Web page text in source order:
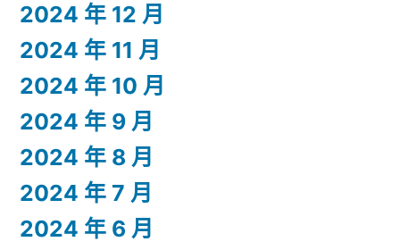
2024 年 12 月
2024 年 11 月
2024 年 10 月
2024 年 9 月
2024 年 8 月
2024 年 7 月
2024 年 6 月